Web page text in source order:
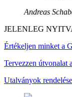
Andreas
JELENLEG
Értékeljen minket a
Tervezzen útvonalat
Utalványok